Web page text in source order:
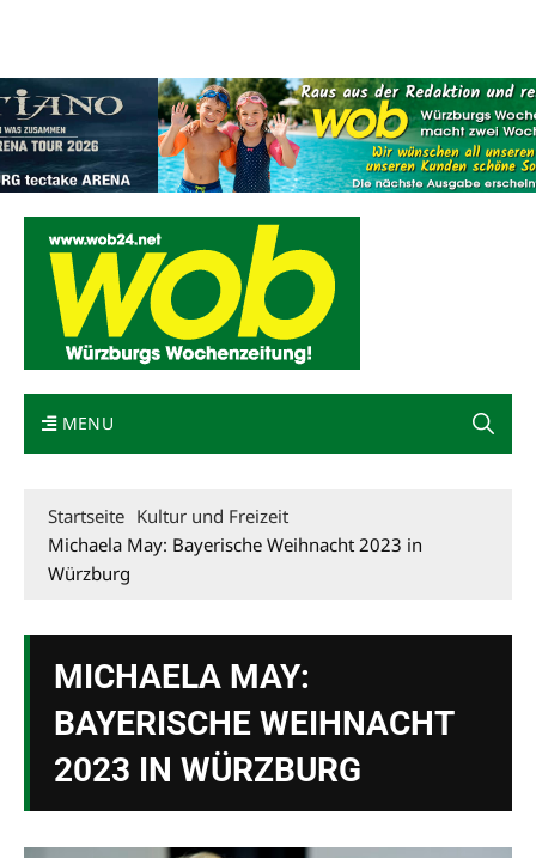
MENU
Startseite Kultur und Freizeit
Michaela May: Bayerische Weihnacht 2023 in
Würzburg
MICHAELA MAY:
BAYERISCHE WEIHNACHT
2023 IN WÜRZBURG